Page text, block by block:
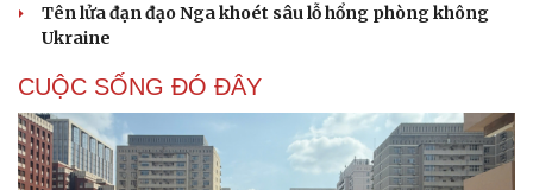
Tên lửa đạn đạo Nga khoét sâu lỗ hổng phòng không
Ukraine
CUỘC SỐNG ĐÓ ĐÂY